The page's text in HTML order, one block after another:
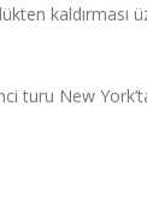
turu New